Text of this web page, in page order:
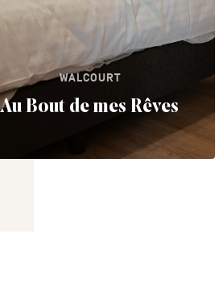
WALCOURT
Au Bout de mes Rêves